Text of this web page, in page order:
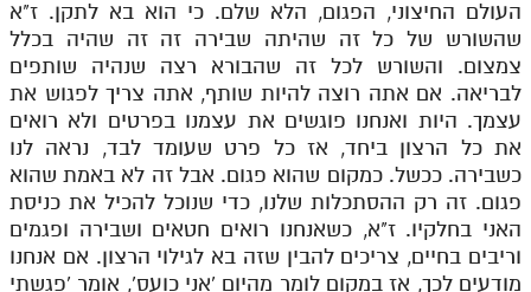
העולם החיצוני, הפגום, הלא שלם. כי הוא בא לתקן. ז"א
שהשורש של כל זה שהיתה שבירה זה זה שהיה בכלל
צמצום. והשורש לכל זה שהבורא רצה שנהיה שותפים
לבריאה. אם אתה רוצה להיות שותף, אתה צריך לפגוש את
עצמך. היות ואנחנו פוגשים את עצמנו בפרטים ולא רואים
את כל הרצון ביחד, אז כל פרט שעומד לבד, נראה לנו
כשבירה. ככשל. כמקום שהוא פגום. אבל זה לא באמת שהוא
פגום. זה רק ההסתכלות שלנו, כדי שנוכל להכיל את כניסת
האני בחלקיו. ז"א, כשאנחנו רואים חטאים ושבירה ופגמים
וריבים בחיים, צריכים להבין שזה בא לגילוי הרצון. אם אנחנו
מודעים לכך, אז במקום לומר מהיום 'אני כועס', אומר 'פגשתי